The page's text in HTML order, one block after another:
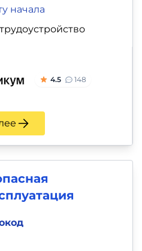
начала
4.5 148